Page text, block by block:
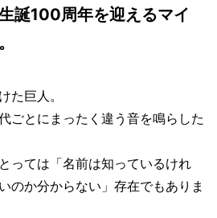
誕100周年を迎えるマイ
た巨人。
ごとにまったく違う音を鳴らした
っては「名前は知っているけれ
のか分からない」存在でもありま